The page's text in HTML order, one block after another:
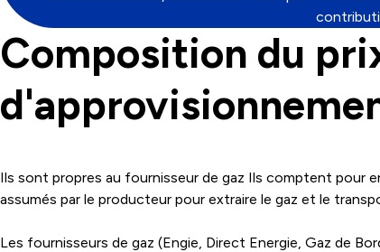
Composition du
Ils sont propres au fournisseur de gaz Ils comptent pour
assumés par le producteur pour extraire le gaz et le
Les fournisseurs de gaz (Engie, Direct Energie, Gaz de